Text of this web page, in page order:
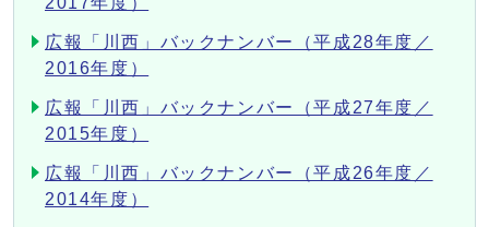
広報「川西」バックナンバー（平成28年度／
2016年度）
広報「川西」バックナンバー（平成27年度／
2015年度）
広報「川西」バックナンバー（平成26年度／
2014年度）